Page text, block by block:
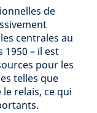
de
centrales au
– il est
pour les
telles que
relais, ce qui